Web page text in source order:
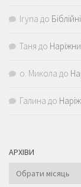
Iryna до
Таня до
о. Микола до
Галина до
АРХІВИ
Архіви